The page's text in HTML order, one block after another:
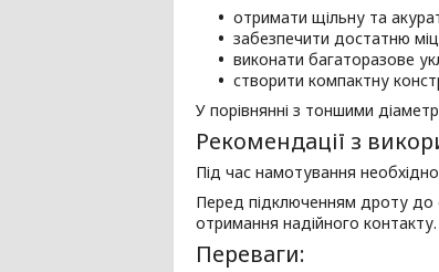
отримати щільну та
забезпечити достатню
виконати багаторазове
створити компактну
У порівнянні з тоншими
Рекомендації з
Під час намотування
Перед підключенням дроту до
отримання надійного контакту.
Переваги: